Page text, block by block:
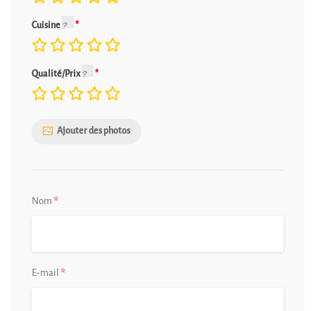
Cuisine
Qualité/Prix
Ajouter des photos
Nom *
E-mail *